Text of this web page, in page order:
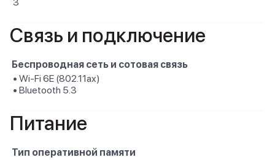
Связь и подключение
Беспроводная сеть и сотовая связь
• Wi-Fi 6E (802.11ax)
• Bluetooth 5.3
Питание
Тип оперативной памяти